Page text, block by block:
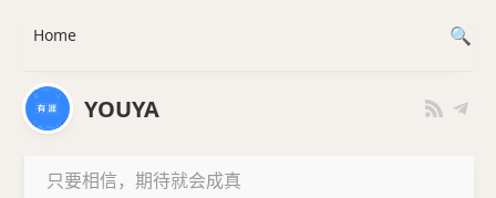
YOUYA
只要相信，期待就会成真
Home